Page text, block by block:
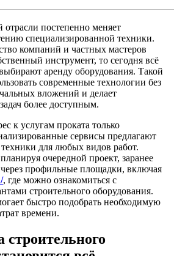
отрасли постепенно меняет
специализированной техники.
компаний и частных мастеров
инструмент, то сегодня всё
аренду оборудования. Такой
современные технологии без
вложений и делает
более доступным.
к услугам проката только
сервисы предлагают
для любых видов работ.
очередной проект, заранее
профильные площадки, включая
, где можно ознакомиться с
строительного оборудования.
быстро подобрать необходимую
времени.
строительного